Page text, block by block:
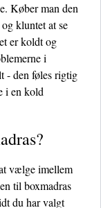
Køber man den
kluntet at se
er koldt og
i
- den føles rigtig
i en kold
vælge imellem
til boxmadras
du har valgt